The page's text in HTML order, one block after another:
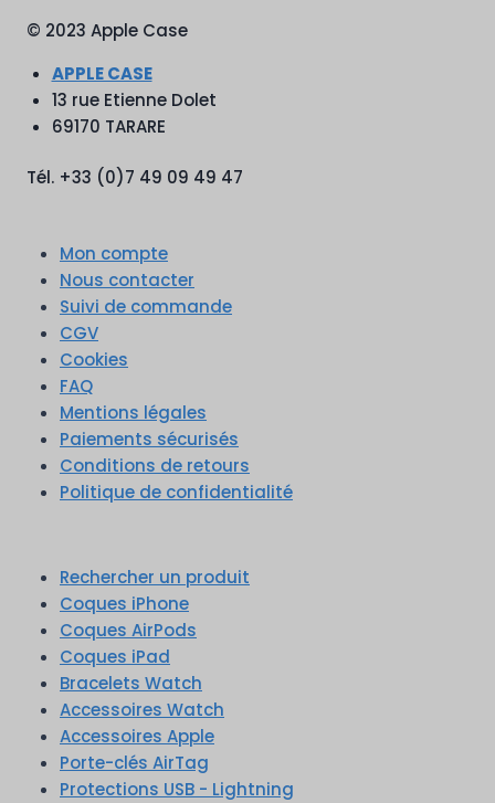
© 2023 Apple Case
APPLE CASE
13 rue Etienne Dolet
69170 TARARE
Tél. +33 (0)7 49 09 49 47
Mon compte
Nous contacter
Suivi de commande
CGV
Cookies
FAQ
Mentions légales
Paiements sécurisés
Conditions de retours
Politique de confidentialité
Rechercher un produit
Coques iPhone
Coques AirPods
Coques iPad
Bracelets Watch
Accessoires Watch
Accessoires Apple
Porte-clés AirTag
Protections USB - Lightning